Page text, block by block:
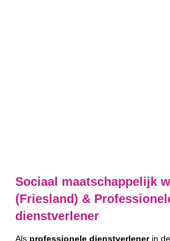
Sociaal maatschappelijk
(Friesland) &
dienstverlener
Als professionele dienstverlenerin de